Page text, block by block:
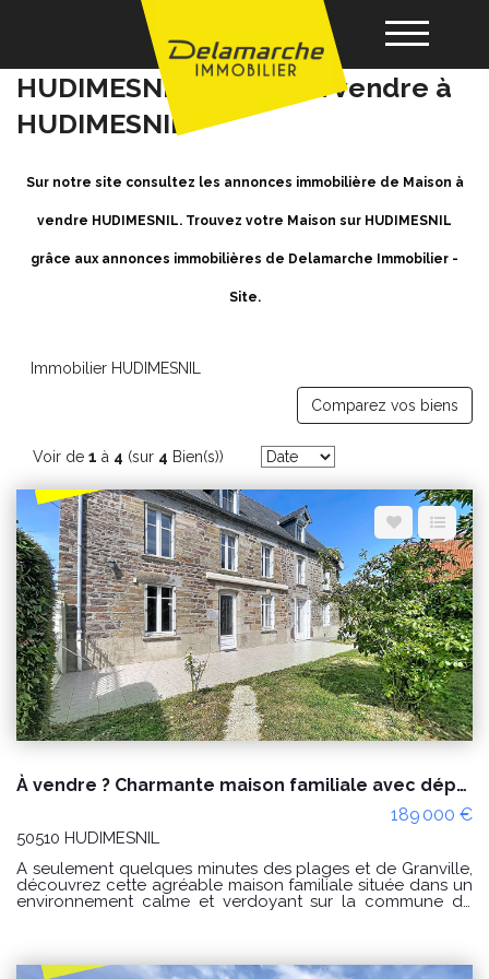
Acheter
Vendre
Espace client Nous contacter
Achat / Vente Maison
HUDIMESNIL - Maison a vendre à
HUDIMESNIL
Sur notre site consultez les annonces immobilière de Maison à
vendre HUDIMESNIL. Trouvez votre Maison sur HUDIMESNIL
grâce aux annonces immobilières de Delamarche Immobilier -
Site.
Immobilier HUDIMESNIL
Comparez vos biens
Voir de 1 à 4 (sur 4 Bien(s))
À vendre ? Charmante maison familiale avec dépendance à Hudimesnil
189 000 €
50510 HUDIMESNIL
À seulement quelques minutes des plages et de Granville,
découvrez cette agréable maison familiale située dans un
environnement calme et verdoyant sur la commune de
développer un projet d'accueil grâce à son ancien gîte